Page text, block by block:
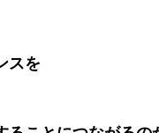
スを